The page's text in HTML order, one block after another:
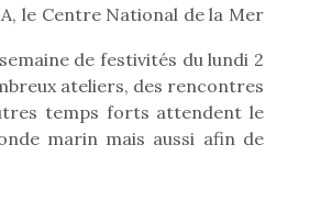
le Centre National de la Mer
de festivités du lundi 2
ateliers, des rencontres
temps forts attendent le
marin mais aussi afin de